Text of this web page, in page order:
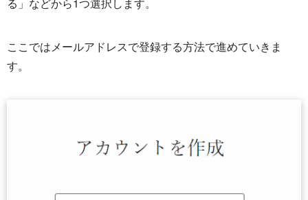
ここではメールアドレスで登録する方法で進めていきま
す。